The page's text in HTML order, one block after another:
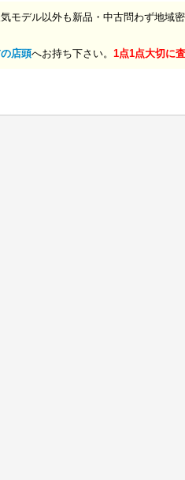
モデル以外も新品・中古問わず地域
店頭へお持ち下さい。 1点1点大切に